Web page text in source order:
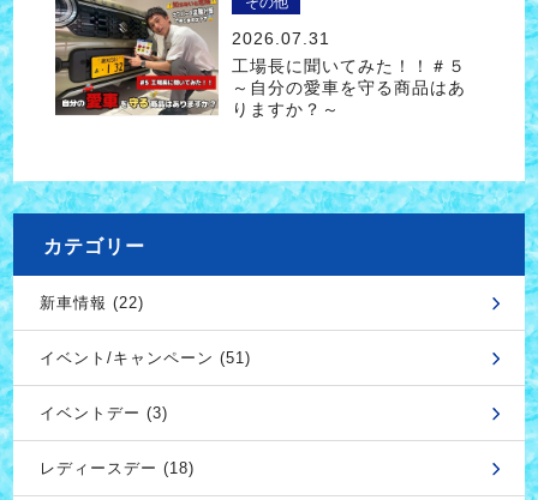
2026.07.31
工場長に聞いてみた！！＃５
～自分の愛車を守る商品はあ
りますか？～
カテゴリー
新車情報 (22)
イベント/キャンペーン (51)
イベントデー (3)
レディースデー (18)